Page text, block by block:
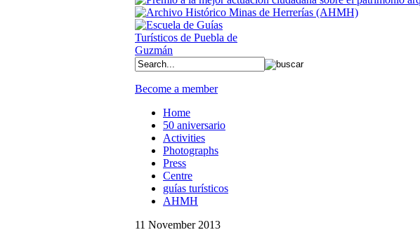
Become a member
Home
50 aniversario
Activities
Photographs
Press
Centre
guías turísticos
AHMH
11 November 2013